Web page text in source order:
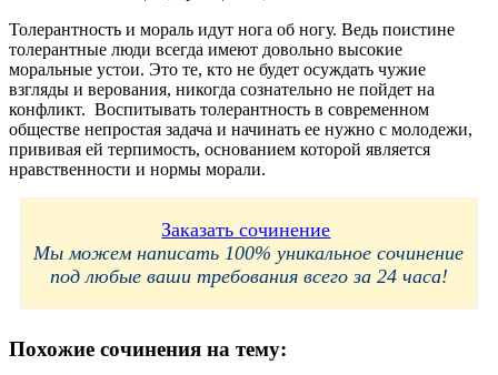
Толерантность и мораль идут нога об ногу. Ведь поистине
толерантные люди всегда имеют довольно высокие
моральные устои. Это те, кто не будет осуждать чужие
взгляды и верования, никогда сознательно не пойдет на
конфликт. Воспитывать толерантность в современном
обществе непростая задача и начинать ее нужно с молодежи,
прививая ей терпимость, основанием которой является
нравственности и нормы морали.
Заказать сочинение
Мы можем написать 100% уникальное сочинение
под любые ваши требования всего за 24 часа!
Похожие сочинения на тему: